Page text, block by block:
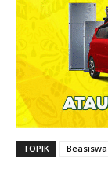
TOPIK Beasiswa